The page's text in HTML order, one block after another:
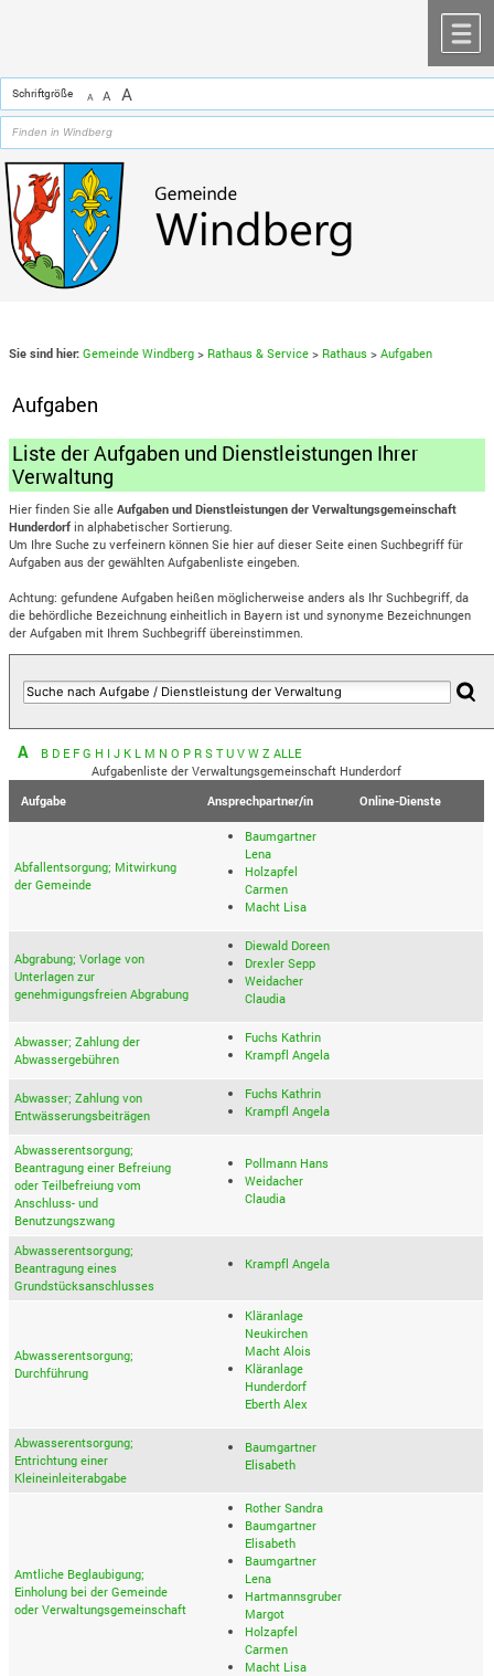
Schriftgröße A A A
Sie sind hier: Gemeinde Windberg > Rathaus & Service > Rathaus >Aufgaben
Aufgaben
Liste der Aufgaben und Dienstleistungen Ihrer
Verwaltung
Hier finden Sie alleAufgaben und Dienstleistungen der Verwaltungsgemeinschaft
Hunderdorf in alphabetischer Sortierung.
Um Ihre Suche zu verfeinern können Sie hier auf dieser Seite einen Suchbegriff für
Aufgaben aus der gewählten Aufgabenliste eingeben.
Achtung: gefundene Aufgaben heißen möglicherweise anders als Ihr Suchbegriff, da
die behördliche Bezeichnung einheitlich in Bayern ist und synonyme Bezeichnungen
der Aufgaben mit Ihrem Suchbegriff übereinstimmen.
A B D E F G H I J K L M N O P R S T U V W Z ALLE
Aufgabenliste der Verwaltungsgemeinschaft Hunderdorf
Aufgabe
Ansprechpartner/in Online-Dienste
Abfallentsorgung; Mitwirkung
der Gemeinde
Baumgartner
Lena
Holzapfel
Carmen
Macht Lisa
Abgrabung; Vorlage von
Unterlagen zur
genehmigungsfreien Abgrabung
Diewald Doreen
Drexler Sepp
Weidacher
Claudia
Abwasser; Zahlung der
Abwassergebühren
Fuchs Kathrin
Krampfl Angela
Abwasser; Zahlung von
Entwässerungsbeiträgen
Fuchs Kathrin
Krampfl Angela
Abwasserentsorgung;
Beantragung einer Befreiung
oder Teilbefreiung vom
Anschluss- und
Benutzungszwang
Pollmann Hans
Weidacher
Claudia
Abwasserentsorgung;
Beantragung eines
Grundstücksanschlusses
Krampfl Angela
Abwasserentsorgung;
Durchführung
Kläranlage
Neukirchen
Macht Alois
Kläranlage
Hunderdorf
Eberth Alex
Abwasserentsorgung;
Entrichtung einer
Kleineinleiterabgabe
Baumgartner
Elisabeth
Amtliche Beglaubigung;
Einholung bei der Gemeinde
oder Verwaltungsgemeinschaft
Rother Sandra
Baumgartner
Elisabeth
Baumgartner
Lena
Hartmannsgruber
Margot
Holzapfel
Carmen
Macht Lisa